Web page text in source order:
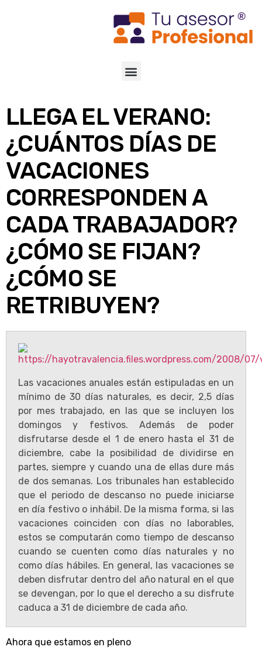
LLEGA EL VERANO:
¿CUÁNTOS DÍAS DE
VACACIONES
CORRESPONDEN A
CADA TRABAJADOR?
¿CÓMO SE FIJAN?
¿CÓMO SE
RETRIBUYEN?
Las vacaciones anuales están estipuladas en un
mínimo de 30 días naturales, es decir, 2,5 días
por mes trabajado, en las que se incluyen los
domingos y festivos. Además de poder
disfrutarse desde el 1 de enero hasta el 31 de
diciembre, cabe la posibilidad de dividirse en
partes, siempre y cuando una de ellas dure más
de dos semanas. Los tribunales han establecido
que el periodo de descanso no puede iniciarse
en día festivo o inhábil. De la misma forma, si las
vacaciones coinciden con días no laborables,
estos se computarán como tiempo de descanso
cuando se cuenten como días naturales y no
como días hábiles. En general, las vacaciones se
deben disfrutar dentro del año natural en el que
se devengan, por lo que el derecho a su disfrute
caduca a 31 de diciembre de cada año.
Ahora que estamos en pleno